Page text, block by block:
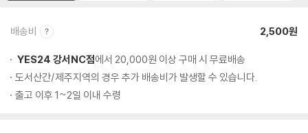
배송비 2,500원
YES24 강서NC점에서 20,000원 이상 구매 시 무료배송
도서산간/제주지역의 경우 추가 배송비가 발생할 수 있습니다.
출고 이후 1~2일 이내 수령